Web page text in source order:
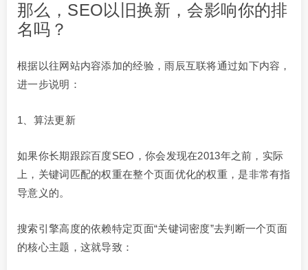
那么，SEO以旧换新，会影响你的排
名吗？
根据以往网站内容添加的经验，雨辰互联将通过如下内容，
进一步说明：
1、算法更新
如果你长期跟踪百度SEO，你会发现在2013年之前，实际
上，关键词匹配的权重在整个页面优化的权重，是非常有指
导意义的。
搜索引擎高度的依赖特定页面“关键词密度”去判断一个页面
的核心主题，这就导致：